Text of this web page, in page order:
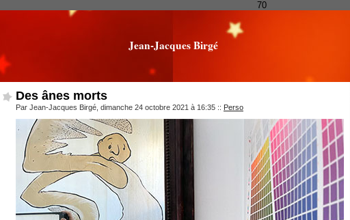
70
Jean-Jacques Birgé
Des ânes morts
Par Jean-Jacques Birgé, dimanche 24 octobre 2021 à 16:35 :: Perso